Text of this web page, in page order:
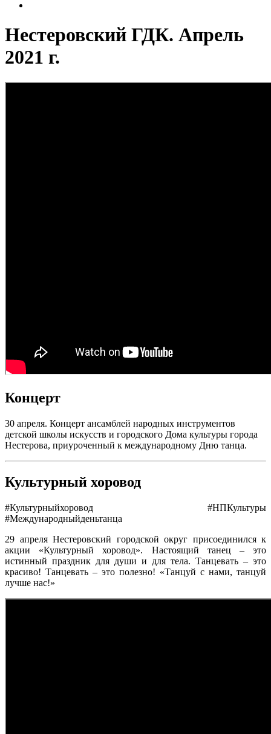
Нестеровский ГДК. Апрель
2021 г.
Концерт
30 апреля. Концерт ансамблей народных инструментов
детской школы искусств и городского Дома культуры города
Нестерова, приуроченный к международному Дню танца.
Культурный хоровод
#Культурныйхоровод #НПКультуры
#Международныйденьтанца
29 апреля Нестеровский городской округ присоединился к
акции «Культурный хоровод». Настоящий танец – это
истинный праздник для души и для тела. Танцевать – это
красиво! Танцевать – это полезно! «Танцуй с нами, танцуй
лучше нас!»